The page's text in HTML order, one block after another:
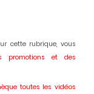
cette rubrique, vous
promotions et des
toutes les vidéos